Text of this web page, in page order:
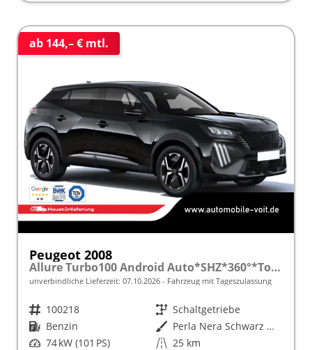
ab 144,– € mtl.
Peugeot 2008
Allure Turbo100 Android Auto*SHZ*360°*Totwinkel*Klimaauto
unverbindliche Lieferzeit: 07.10.2026 Fahrzeug mit Tageszulassung
Fahrzeugnr. 100218 Getriebe Schaltgetriebe
Kraftstoff Benzin Außenfarbe
Perla Nera Schwarz Metallic
Leistung 74 kW (101 PS) Kilometerstand 25 km